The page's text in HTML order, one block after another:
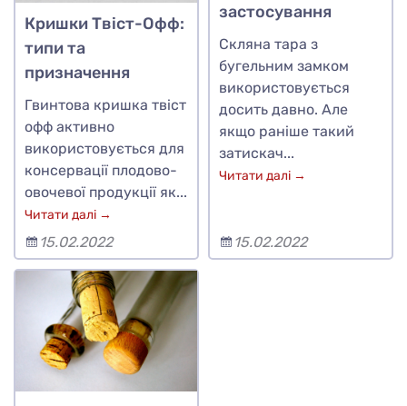
Кришки Твіст-Офф:
типи та
призначення
Гвинтова кришка твіст
офф активно
використовується для
консервації плодово-
овочевої продукції як...
Читати далі →
15.02.2022
застосування
Скляна тара з
бугельним замком
використовується
досить давно. Але
якщо раніше такий
затискач...
Читати далі →
15.02.2022